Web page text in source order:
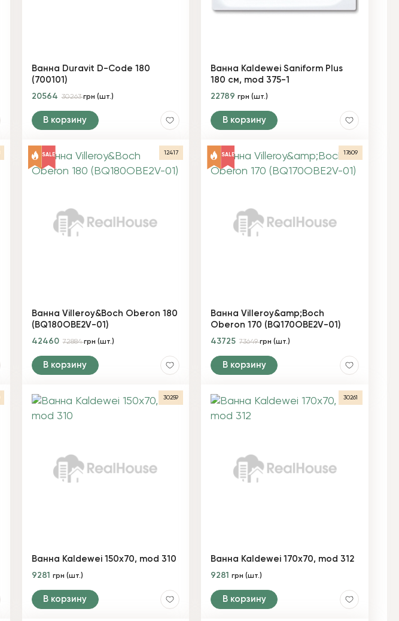
Ванна Duravit D-Code 180
(700101)
20564 30263грн (шт.)
В корзину
Ванна Kaldewei Saniform Plus
180 см, mod 375-1
22789грн (шт.)
В корзину
SALE 12417
Ванна Villeroy&Boch Oberon 180
(BQ180OBE2V-01)
42460 72884грн (шт.)
В корзину
SALE 17609
Ванна Villeroy&amp;Boch
Oberon 170 (BQ170OBE2V-01)
43725 73649грн (шт.)
В корзину
30259
Ванна Kaldewei 150х70, mod 310
9281 грн (шт.)
В корзину
30261
Ванна Kaldewei 170х70, mod 312
9281грн (шт.)
В корзину